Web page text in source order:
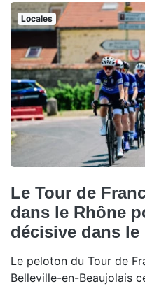
Locales
Le Tour de
dans le Rhône
décisive dans
Le peloton du Tour de
Belleville-en-Beaujolais